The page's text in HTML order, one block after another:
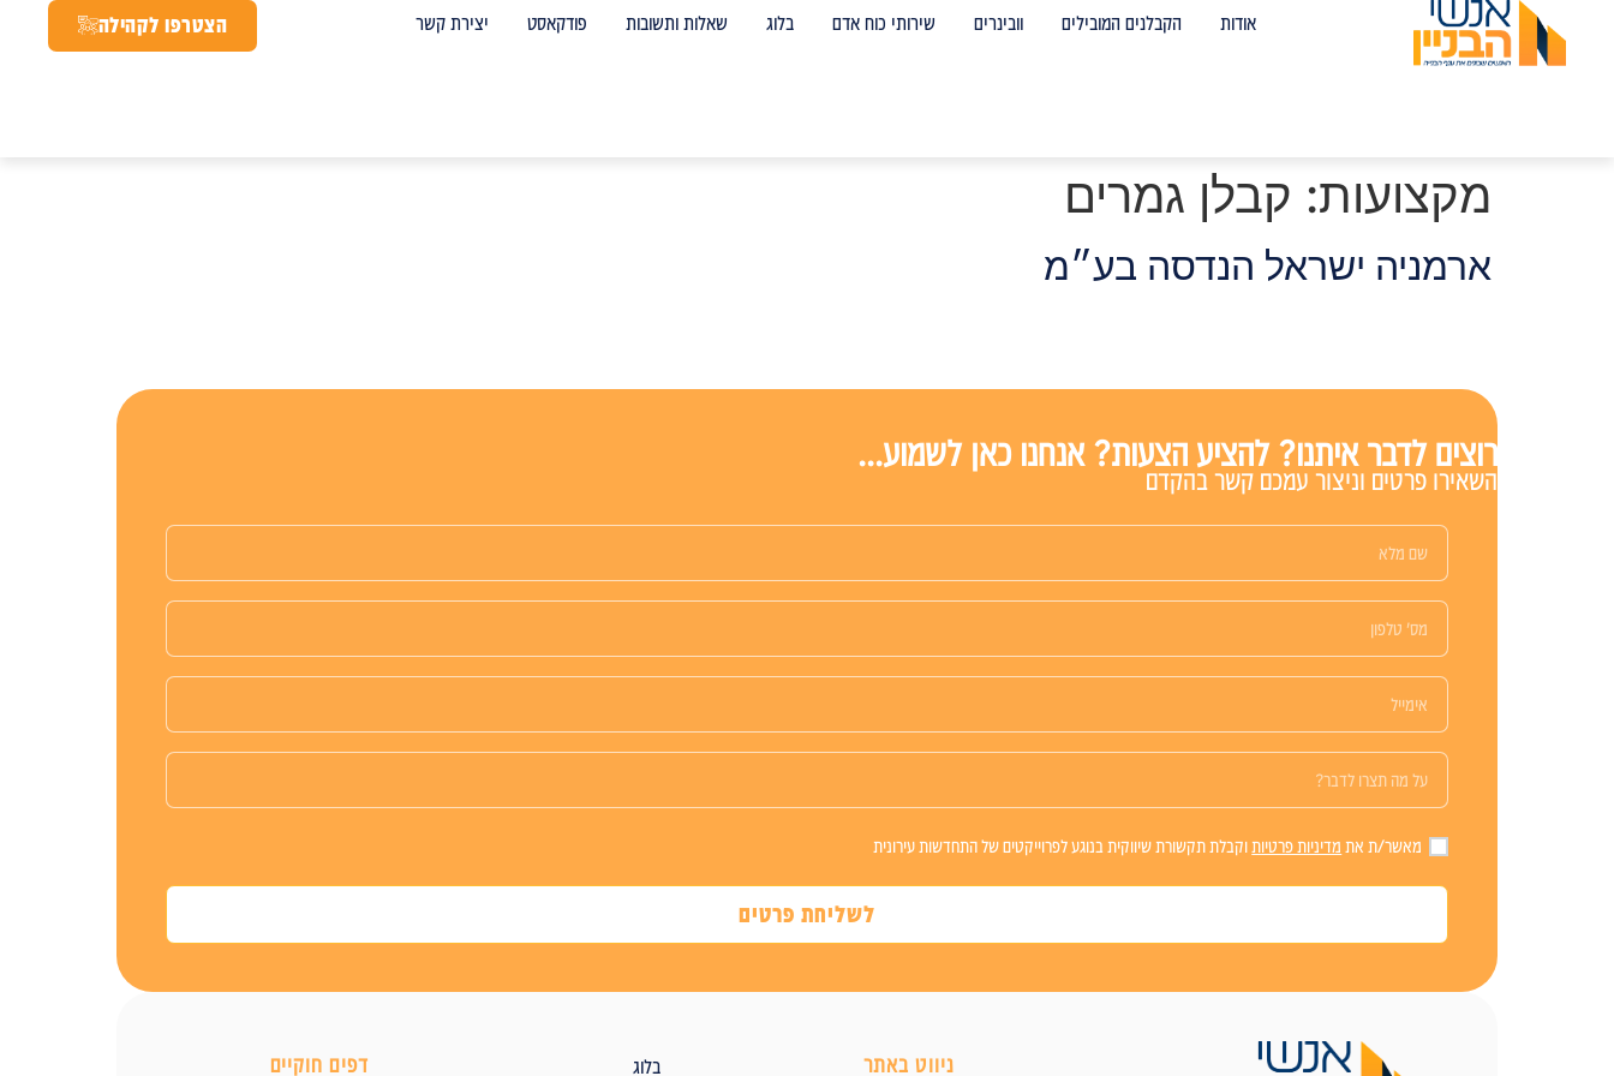
אודות הקבלנים המובילים וובינרים שירותי כוח אדם בלוג שאלות ותשובות פודקאסט יצירת קשר הצטרפו לקהילה
מקצועות: קבלן גמרים
ארמניה ישראל הנדסה בע״מ
רוצים לדבר איתנו? להציע הצעות? אנחנו כאן לשמוע...
השאירו פרטים וניצור עמכם קשר בהקדם
מאשר/ת את מדיניות פרטיותוקבלת תקשורת שיווקית בנוגע לפרוייקטים של התחדשות עירונית
לשליחת פרטים
ניווט באתר בלוג דפים חוקיים